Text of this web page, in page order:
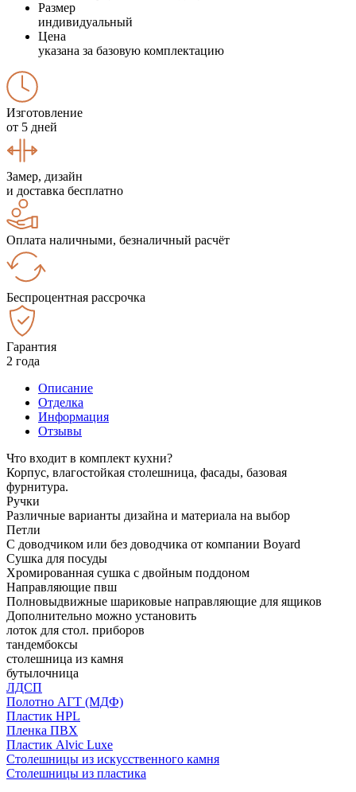
Размер
индивидуальный
Цена
указана за базовую комплектацию
Изготовление
от 5 дней
Замер, дизайн
и доставка бесплатно
Оплата наличными, безналичный расчёт
Беспроцентная рассрочка
Гарантия
2 года
Описание
Отделка
Информация
Отзывы
Что входит в комплект кухни?
Корпус, влагостойкая столешница, фасады, базовая
фурнитура.
Ручки
Различные варианты дизайна и материала на выбор
Петли
С доводчиком или без доводчика от компании Boyard
Сушка для посуды
Хромированная сушка с двойным поддоном
Направляющие пвш
Полновыдвижные шариковые направляющие для ящиков
Дополнительно можно установить
лоток для стол. приборов
тандембоксы
столешница из камня
бутылочница
ЛДСП
Полотно АГТ (МДФ)
Пластик HPL
Пленка ПВХ
Пластик Alvic Luxe
Столешницы из искусственного камня
Столешницы из пластика